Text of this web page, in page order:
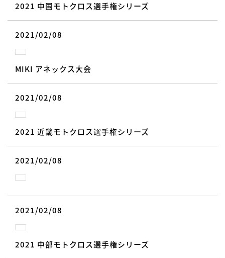
2021 中国モトクロス選手権シリーズ
2021/02/08
MIKI アネックス大会
2021/02/08
2021 近畿モトクロス選手権シリーズ
2021/02/08
2021/02/08
2021 中部モトクロス選手権シリーズ